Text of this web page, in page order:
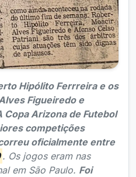
Hipólito Ferrreira e os
Figueiredo e
Copa Arizona de Futebol
competições
oficialmente entre
. Os jogos eram nas
em São Paulo. Foi